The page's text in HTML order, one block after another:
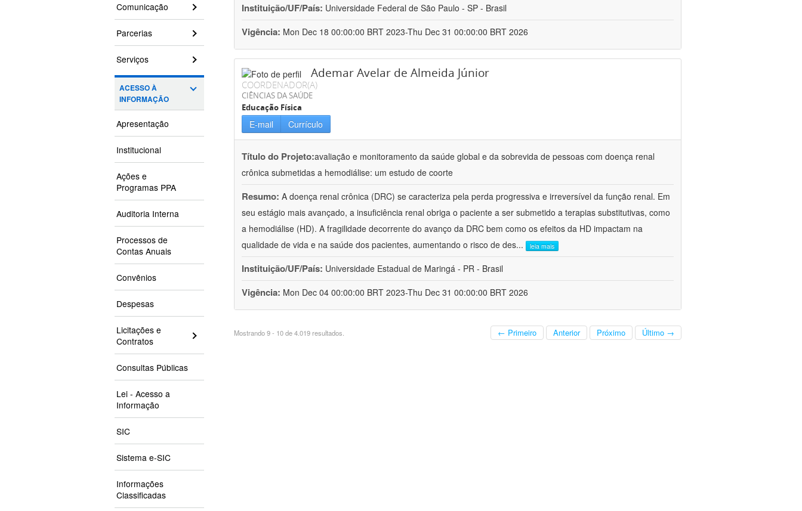
Comunicação
Parcerias
Serviços
ACESSO À
INFORMAÇÃO
Apresentação
Institucional
Ações e
Programas PPA
Auditoria Interna
Processos de
Contas Anuais
Convênios
Despesas
Licitações e
Contratos
Consultas Públicas
Lei - Acesso a
Informação
SIC
Sistema e-SIC
Informações
Classificadas
Instituição/UF/País: Universidade Federal de São Paulo - SP - Brasil
Vigência: Mon Dec 18 00:00:00 BRT 2023-Thu Dec 31 00:00:00 BRT 2026
Ademar Avelar de Almeida Júnior
COORDENADOR(A)
CIÊNCIAS DA SAÚDE
Educação Física
E-mail Currículo
Título do Projeto:avaliação e monitoramento da saúde global e da sobrevida de pessoas com doença renal
crônica submetidas a hemodiálise: um estudo de coorte
Resumo: A doença renal crônica (DRC) se caracteriza pela perda progressiva e irreversível da função renal. Em
seu estágio mais avançado, a insuficiência renal obriga o paciente a ser submetido a terapias substitutivas, como
a hemodiálise (HD). A fragilidade decorrente do avanço da DRC bem como os efeitos da HD impactam na
qualidade de vida e na saúde dos pacientes, aumentando o risco de des... leia mais
Instituição/UF/País: Universidade Estadual de Maringá - PR - Brasil
Vigência: Mon Dec 04 00:00:00 BRT 2023-Thu Dec 31 00:00:00 BRT 2026
Mostrando 9 - 10 de 4.019 resultados. ← Primeiro Anterior Próximo Último →